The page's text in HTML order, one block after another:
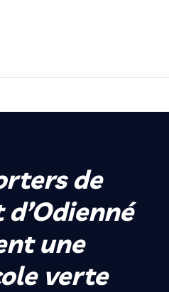
de
une
verte